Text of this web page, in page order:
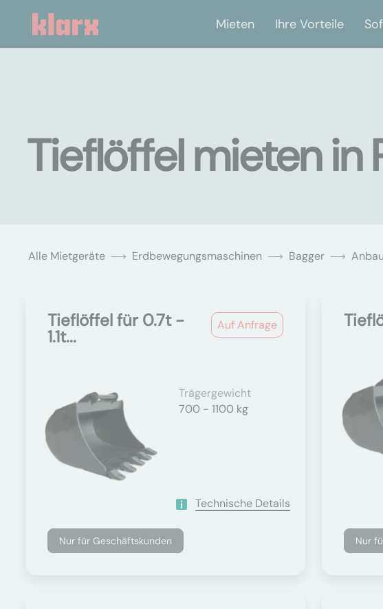
Mieten Ihre Vorteile
Tieflöffel mieten in
Alle Mietgeräte Erdbewegungsmaschinen Bagger
Auf Anfrage
Tieflöffel für 0.7t -
1.1t...
Trägergewicht
700 - 1100 kg
Technische Details
Nur für Geschäftskunden Nur